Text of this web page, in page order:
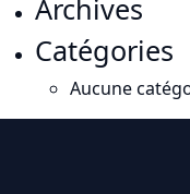
Archives
Catégories
Aucune